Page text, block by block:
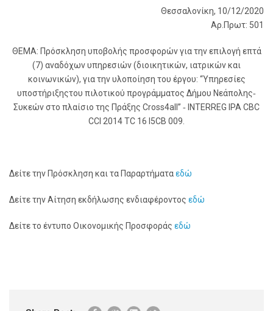
Θεσσαλονίκη, 10/12/2020
Αρ.Πρωτ: 501
ΘΕΜΑ: Πρόσκληση υποβολής προσφορών για την επιλογή επτά
(7) αναδόχων υπηρεσιών (διοικητικών, ιατρικών και
κοινωνικών), για την υλοποίηση του έργου: “Υπηρεσίες
υποστήριξηςτου πιλοτικού προγράμματος Δήμου Νεάπολης‐
Συκεών στο πλαίσιο της Πράξης Cross4all” ‐ INTERREG IPA CBC
CCI 2014 TC 16 I5CB 009.
Δείτε την Πρόσκληση και τα Παραρτήματαεδώ
Δείτε την Αίτηση εκδήλωσης ενδιαφέροντος εδώ
Δείτε το έντυπο Οικονομικής Προσφοράς εδώ